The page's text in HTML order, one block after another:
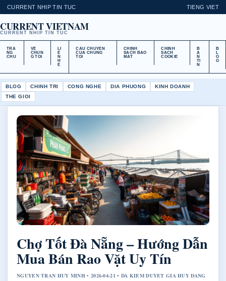
CURRENT NHIP TIN TUC TIENG VIET
CURRENT VIETNAM
CURRENT NHIP TIN TUC
TRA
NG
CHU
VE
CHUN
G TOI
LI
E
N
H
E
CAU CHUYEN
CUA CHUNG
TOI
CHINH
SACH BAO
MAT
CHINH
SACH
COOKIE
B
A
N
TI
N
B
L
O
G
BLOG CHINH TRI CONG NGHE DIA PHUONG
KINH DOANH
THE GIOI
Chợ Tốt Đà Nẵng – Hướng Dẫn
Mua Bán Rao Vặt Uy Tín
NGUYEN TRAN HUY MINH • 2026-04-21 • DA KIEM DUYET GIA HUY DANG